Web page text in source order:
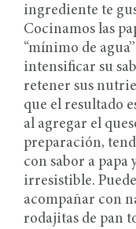
ingrediente te
Cocinamos las
“mínimo de
intensificar su
retener sus
que el resultado
al agregar el
preparación,
con sabor a papa
irresistible.
acompañar con
rodajitas de pan